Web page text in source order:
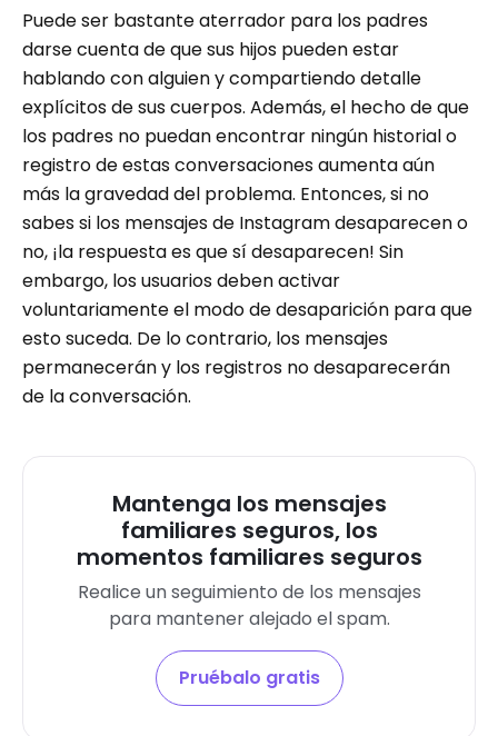
Puede ser bastante aterrador para los padres
darse cuenta de que sus hijos pueden estar
hablando con alguien y compartiendo detalle
explícitos de sus cuerpos. Además, el hecho de que
los padres no puedan encontrar ningún historial o
registro de estas conversaciones aumenta aún
más la gravedad del problema. Entonces, si no
sabes si los mensajes de Instagram desaparecen o
no, ¡la respuesta es que sí desaparecen! Sin
embargo, los usuarios deben activar
voluntariamente el modo de desaparición para que
esto suceda. De lo contrario, los mensajes
permanecerán y los registros no desaparecerán
de la conversación.
Mantenga los mensajes
familiares seguros, los
momentos familiares seguros
Realice un seguimiento de los mensajes
para mantener alejado el spam.
Pruébalo gratis